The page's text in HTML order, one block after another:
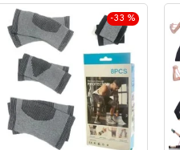
-33 %